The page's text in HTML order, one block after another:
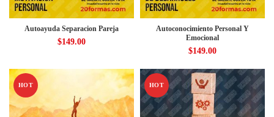
Autoayuda Separacion Pareja
$149.00
Autoconocimiento Personal Y
Emocional
$149.00
HOT HOT